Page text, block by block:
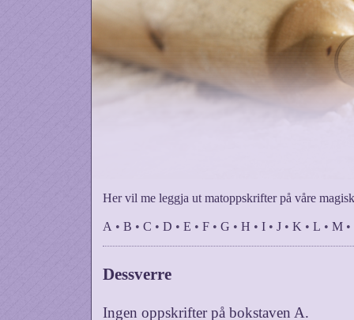
Her vil me leggja ut matoppskrifter på våre
A • B • C • D • E • F• G • H • I• J• K • L • M•
Dessverre
Ingen oppskrifter på bokstaven A.